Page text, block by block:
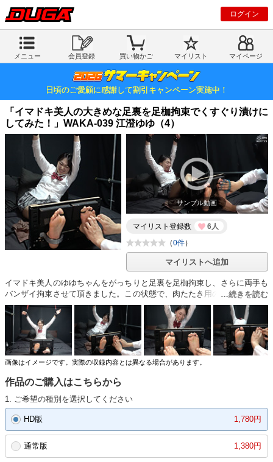
ログイン
メニュー 会員登録 買い物かご マイリスト マイページ
日頃のご愛顧に感謝して割引キャンペーン実施中！
「イマドキ美人の大きめな足裏を足枷拘束でくすぐり漬けに
してみた！」WAKA-039 江澄ゆゆ（4）
サンプル動画
マイリスト登録数
6人
（0件）
マイリストへ追加
イマドキ美人のゆゆちゃんをがっちりと足裏を足枷拘束し、さらに両手も
バンザイ拘束させて頂きました。この状態で、肉たたき用のハンマーで足
裏をゴリゴリと責めました。さらにくすぐり電動機器にて責めました。序
盤から悶えまくるイマドキ女子のゆゆちゃんがとっても可愛いです。「無
理無理無理ー！！」「本当に無理だってばー！」その言葉でやめる訳には
いきません。さらに責めるに決まってます。最後には、まさかの、「死ん
じゃう！死んじゃう！」を頂きました。珠玉のくすぐり作品を是非ご堪能
ください！超オススメです！！！
画像はイメージです。実際の収録内容とは異なる場合があります。
作品のご購入はこちらから
1. ご希望の種別を選択してください
HD版 1,780円
通常版 1,380円